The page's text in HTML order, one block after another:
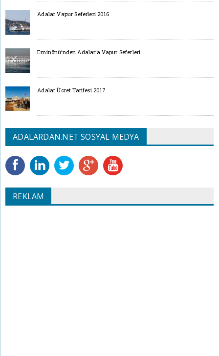
Adalar Vapur Seferleri 2016
Eminönü’nden Adalar’a Vapur Seferleri
Adalar Ücret Tarifesi 2017
ADALARDAN.NET SOSYAL MEDYA
REKLAM